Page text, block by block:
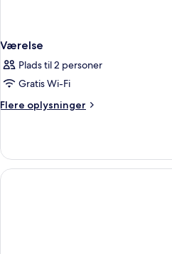
Værelse
Plads til 2 personer
Gratis Wi-Fi
Flere oplysninger
Flere